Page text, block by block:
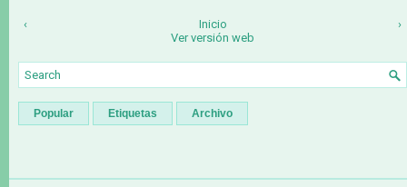
‹ ›
Inicio
Ver versión web
Popular Etiquetas Archivo